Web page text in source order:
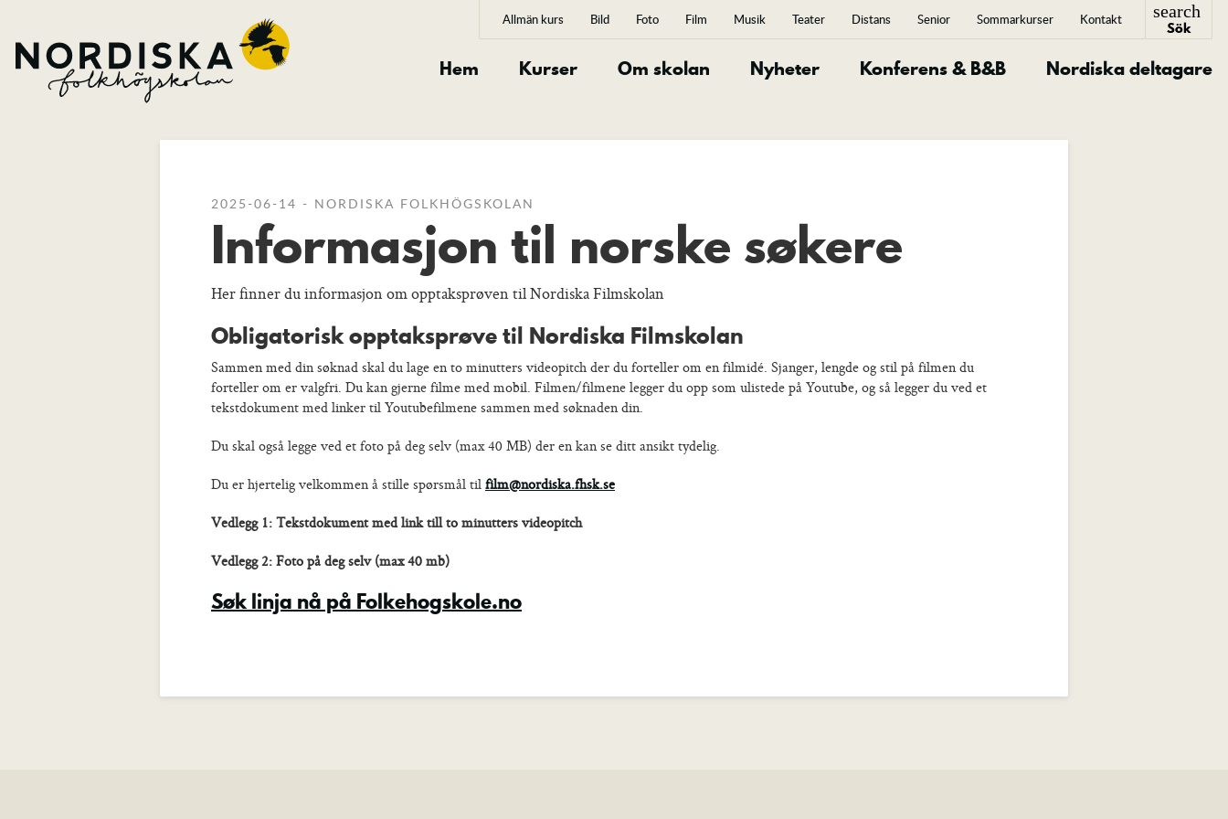
Allmän kurs Bild Foto Film Musik Teater Distans Senior Sommarkurser Kontakt search
Sök
close
Hem Kurser Om skolan Nyheter Konferens & B&B Nordiska deltagare
2025-06-14 - NORDISKA FOLKHÖGSKOLAN
Informasjon til norske søkere
Her finner du informasjon om opptaksprøven til Nordiska Filmskolan
Obligatorisk opptaksprøve til Nordiska Filmskolan
Sammen med din søknad skal du lage en to minutters videopitch der du forteller om en filmidé. Sjanger, lengde og stil på filmen du
forteller om er valgfri. Du kan gjerne filme med mobil. Filmen/filmene legger du opp som ulistede på Youtube, og så legger du ved et
tekstdokument med linker til Youtubefilmene sammen med søknaden din.
Du skal også legge ved et foto på deg selv (max 40 MB) der en kan se ditt ansikt tydelig.
Du er hjertelig velkommen å stille spørsmål tilfilm@nordiska.fhsk.se
Vedlegg 1: Tekstdokument med link till to minutters videopitch
Vedlegg 2: Foto på deg selv (max 40 mb)
Søk linja nå på Folkehogskole.no